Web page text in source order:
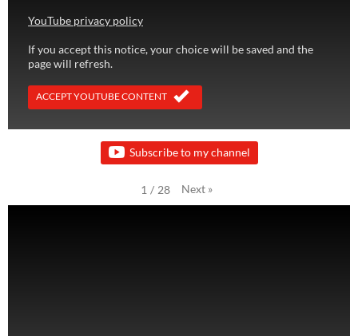
YouTube privacy policy
If you accept this notice, your choice will be saved and the
page will refresh.
ACCEPT YOUTUBE CONTENT
Subscribe to my channel
1 / 28 Next »